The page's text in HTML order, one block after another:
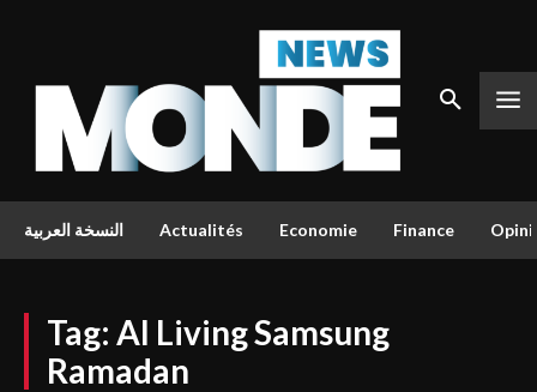
النسخة العربية Actualités Economie Finance
Tag: AI Living Samsung
Ramadan